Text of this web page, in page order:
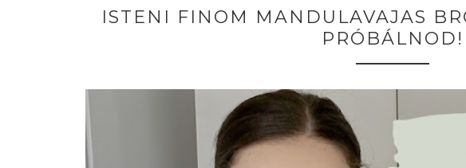
ISTENI FINOM MANDULAVAJAS
PRÓBÁLNOD!